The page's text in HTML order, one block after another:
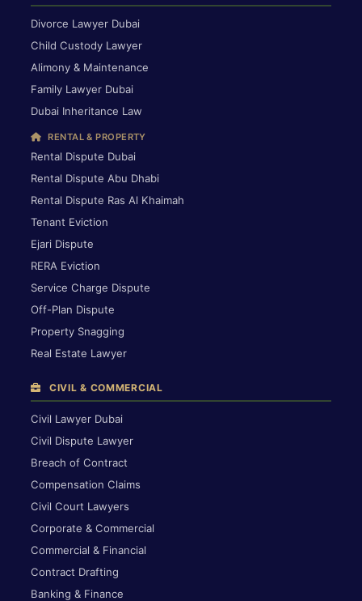
Divorce Lawyer Dubai
Child Custody Lawyer
Alimony & Maintenance
Family Lawyer Dubai
Dubai Inheritance Law
RENTAL & PROPERTY
Rental Dispute Dubai
Rental Dispute Abu Dhabi
Rental Dispute Ras Al Khaimah
Tenant Eviction
Ejari Dispute
RERA Eviction
Service Charge Dispute
Off-Plan Dispute
Property Snagging
Real Estate Lawyer
CIVIL & COMMERCIAL
Civil Lawyer Dubai
Civil Dispute Lawyer
Breach of Contract
Compensation Claims
Civil Court Lawyers
Corporate & Commercial
Commercial & Financial
Contract Drafting
Banking & Finance